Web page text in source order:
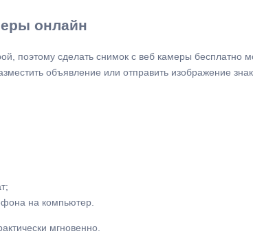
онлайн
поэтому сделать снимок с веб камеры
объявление или отправить изображение
на компьютер.
мгновенно.